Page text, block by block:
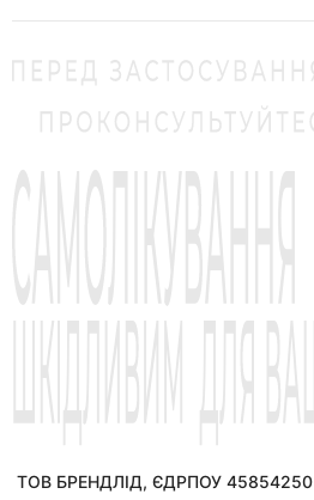
ТОВ БРЕНДЛІД, ЄДРПОУ 45854250